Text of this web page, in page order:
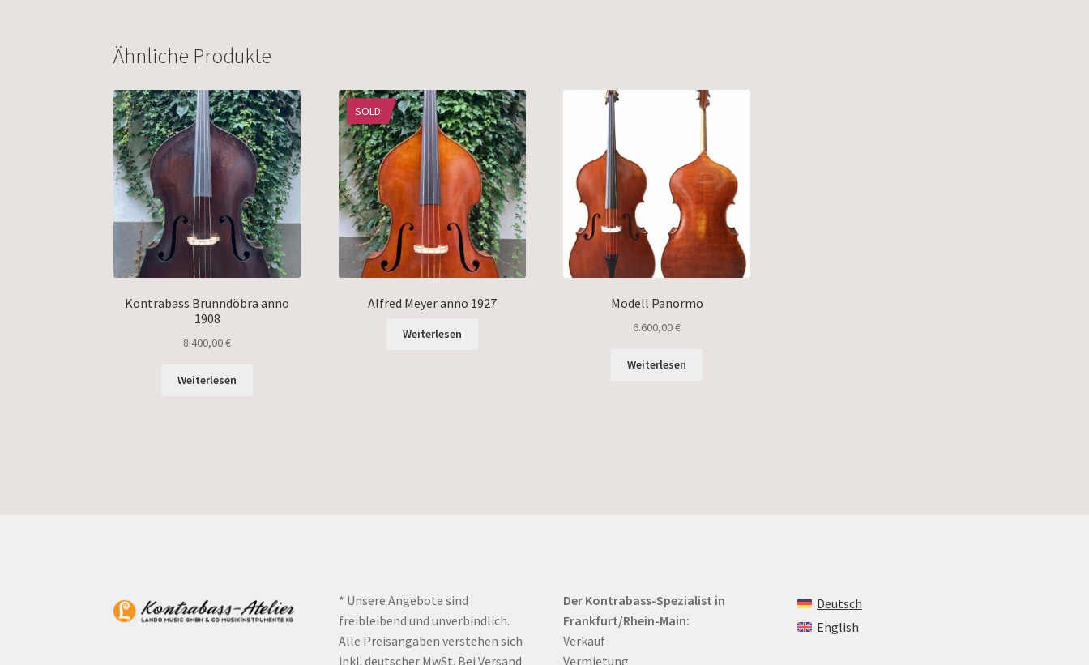
Ähnliche Produkte
Kontrabass Brunndöbra anno
1908
8.400,00€
Weiterlesen
SOLD
Alfred Meyer anno 1927
Weiterlesen
Modell Panormo
6.600,00€
Weiterlesen
* Unsere Angebote sind
freibleibend und unverbindlich.
Alle Preisangaben verstehen sich
inkl. deutscher MwSt. Bei Versand
Der Kontrabass-Spezialist in
Frankfurt/Rhein-Main:
Verkauf
Vermietung
Deutsch
English